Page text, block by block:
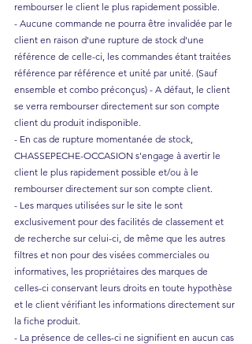
rembourser le client le plus rapidement possible.
- Aucune commande ne pourra être invalidée par le
client en raison d'une rupture de stock d'une
référence de celle-ci, les commandes étant traitées
référence par référence et unité par unité. (Sauf
ensemble et combo préconçus) - A défaut, le client
se verra rembourser directement sur son compte
client du produit indisponible.
- En cas de rupture momentanée de stock,
CHASSEPECHE-OCCASION s'engage à avertir le
client le plus rapidement possible et/ou à le
rembourser directement sur son compte client.
- Les marques utilisées sur le site le sont
exclusivement pour des facilités de classement et
de recherche sur celui-ci, de même que les autres
filtres et non pour des visées commerciales ou
informatives, les propriétaires des marques de
celles-ci conservant leurs droits en toute hypothèse
et le client vérifiant les informations directement sur
la fiche produit.
- La présence de celles-ci ne signifient en aucun cas